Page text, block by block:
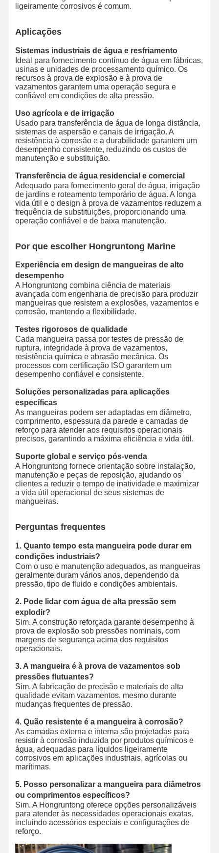
ligeiramente corrosivos é comum.
Aplicações
Sistemas industriais de água e resfriamento
Ideal para fornecimento contínuo de água em fábricas,
usinas e unidades de processamento químico. Os
recursos à prova de explosão e à prova de
vazamentos garantem uma operação segura e
confiável em condições de alta pressão.
Uso agrícola e de irrigação
Usado para transferência de água de longa distância,
sistemas de aspersão e canais de irrigação. A
resistência à corrosão e a durabilidade garantem um
desempenho consistente, reduzindo os custos de
manutenção e substituição.
Transferência de água residencial e comercial
Adequado para fornecimento geral de água, irrigação
de jardins e roteamento temporário de água. A longa
vida útil e o design à prova de vazamentos reduzem a
frequência de substituições, proporcionando uma
operação confiável e de baixa manutenção.
Por que escolher Hongruntong Marine
Experiência em design de mangueiras de alto
desempenho
A Hongruntong combina ciência de materiais
avançada com engenharia de precisão para produzir
mangueiras que resistem a explosões, vazamentos e
corrosão, mantendo a flexibilidade.
Testes rigorosos de qualidade
Cada mangueira passa por testes de pressão de
ruptura, integridade à prova de vazamentos,
resistência química e abrasão mecânica. Os
processos com certificação ISO garantem um
desempenho confiável e consistente.
Soluções personalizadas para aplicações
específicas
As mangueiras podem ser adaptadas em diâmetro,
comprimento, espessura da parede e camadas de
reforço para atender aos requisitos operacionais
precisos, garantindo a máxima eficiência e vida útil.
Suporte global e serviço pós-venda
A Hongruntong fornece orientação sobre instalação,
manutenção e peças de reposição, ajudando os
clientes a reduzir o tempo de inatividade e maximizar
a vida útil operacional de seus sistemas de
mangueiras.
Perguntas frequentes
1. Quanto tempo esta mangueira pode durar em
condições industriais?
Com o uso e manutenção adequados, as mangueiras
geralmente duram vários anos, dependendo da
pressão, tipo de fluido e condições ambientais.
2. Pode lidar com água de alta pressão sem
explodir?
Sim. A construção reforçada garante desempenho à
prova de explosão sob pressões nominais, com
margens de segurança acima dos requisitos
operacionais.
3. A mangueira é à prova de vazamentos sob
pressões flutuantes?
Sim. A fabricação de precisão e materiais de alta
qualidade evitam vazamentos, mesmo durante
mudanças frequentes de pressão.
4. Quão resistente é a mangueira à corrosão?
As camadas externa e interna são projetadas para
resistir à corrosão induzida por produtos químicos e
água, adequadas para líquidos ligeiramente
corrosivos em aplicações industriais, agrícolas ou
marítimas.
5. Posso personalizar a mangueira para diâmetros
ou comprimentos específicos?
Sim. A Hongruntong oferece opções personalizáveis
para atender às necessidades operacionais exatas,
incluindo acessórios especiais e configurações de
reforço.